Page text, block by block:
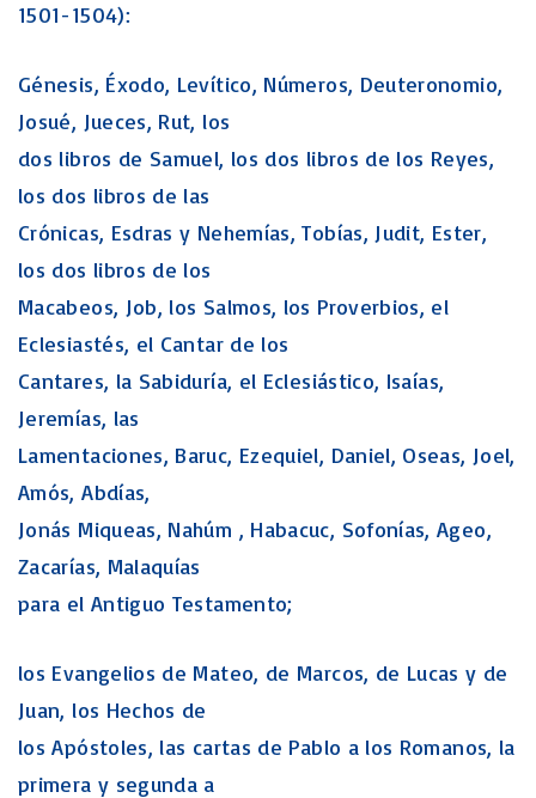
1501-1504):
Génesis, Éxodo, Levítico, Números, Deuteronomio,
Josué, Jueces, Rut, los
dos libros de Samuel, los dos libros de los Reyes,
los dos libros de las
Crónicas, Esdras y Nehemías, Tobías, Judit, Ester,
los dos libros de los
Macabeos, Job, los Salmos, los Proverbios, el
Eclesiastés, el Cantar de los
Cantares, la Sabiduría, el Eclesiástico, Isaías,
Jeremías, las
Lamentaciones, Baruc, Ezequiel, Daniel, Oseas, Joel,
Amós, Abdías,
Jonás Miqueas, Nahúm , Habacuc, Sofonías, Ageo,
Zacarías, Malaquías
para el Antiguo Testamento;
los Evangelios de Mateo, de Marcos, de Lucas y de
Juan, los Hechos de
los Apóstoles, las cartas de Pablo a los Romanos, la
primera y segunda a